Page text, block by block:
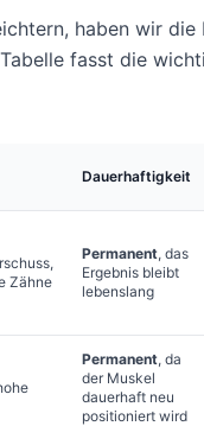
haben wir
fasst die
Dauerhaftigkeit
Zähne
Permanent, das
Ergebnis bleibt
lebenslang
Permanent, da
der Muskel
dauerhaft neu
positioniert wird